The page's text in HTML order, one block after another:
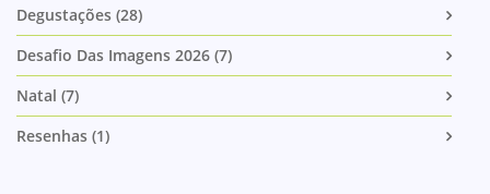
Degustações (28)
Desafio Das Imagens 2026 (7)
Natal (7)
Resenhas (1)